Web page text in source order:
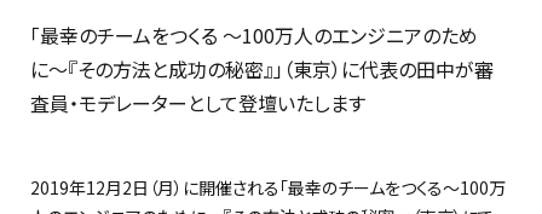
「最幸のチームをつくる 〜100万人のエンジニアのため
に〜『その方法と成功の秘密』」（東京）に代表の田中が審
査員・モデレーターとして登壇いたします
2019年12月2日（月）に開催される「最幸のチームをつくる～100万